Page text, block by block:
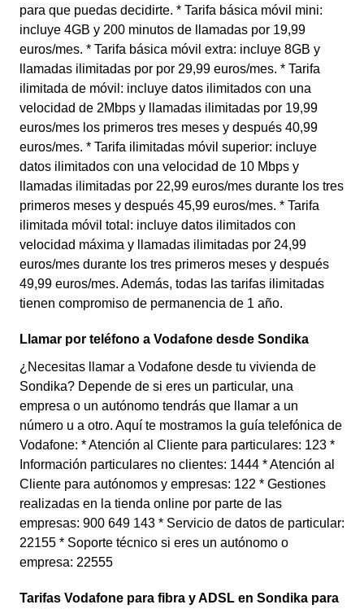
para que puedas decidirte. * Tarifa básica móvil mini:
incluye 4GB y 200 minutos de llamadas por 19,99
euros/mes. * Tarifa básica móvil extra: incluye 8GB y
llamadas ilimitadas por por 29,99 euros/mes. * Tarifa
ilimitada de móvil: incluye datos ilimitados con una
velocidad de 2Mbps y llamadas ilimitadas por 19,99
euros/mes los primeros tres meses y después 40,99
euros/mes. * Tarifa ilimitadas móvil superior: incluye
datos ilimitados con una velocidad de 10 Mbps y
llamadas ilimitadas por 22,99 euros/mes durante los tres
primeros meses y después 45,99 euros/mes. * Tarifa
ilimitada móvil total: incluye datos ilimitados con
velocidad máxima y llamadas ilimitadas por 24,99
euros/mes durante los tres primeros meses y después
49,99 euros/mes. Además, todas las tarifas ilimitadas
tienen compromiso de permanencia de 1 año.
Llamar por teléfono a Vodafone desde Sondika
¿Necesitas llamar a Vodafone desde tu vivienda de
Sondika? Depende de si eres un particular, una
empresa o un autónomo tendrás que llamar a un
número u a otro. Aquí te mostramos la guía telefónica de
Vodafone: * Atención al Cliente para particulares: 123 *
Información particulares no clientes: 1444 * Atención al
Cliente para autónomos y empresas: 122 * Gestiones
realizadas en la tienda online por parte de las
empresas: 900 649 143 * Servicio de datos de particular:
22155 * Soporte técnico si eres un autónomo o
empresa: 22555
Tarifas Vodafone para fibra y ADSL en Sondika para